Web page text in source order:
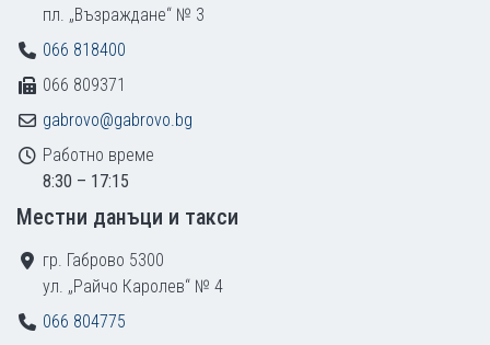
пл. „Възраждане“ № 3
066 818400
066 809371
gabrovo@gabrovo.bg
Работно време
8:30 – 17:15
Местни данъци и такси
гр. Габрово 5300
ул. „Райчо Каролев“ № 4
066 804775